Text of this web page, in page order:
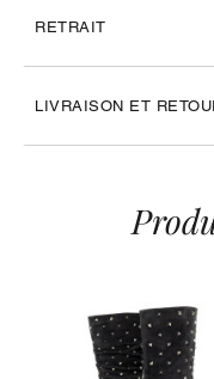
RETRAIT
LIVRAISON ET